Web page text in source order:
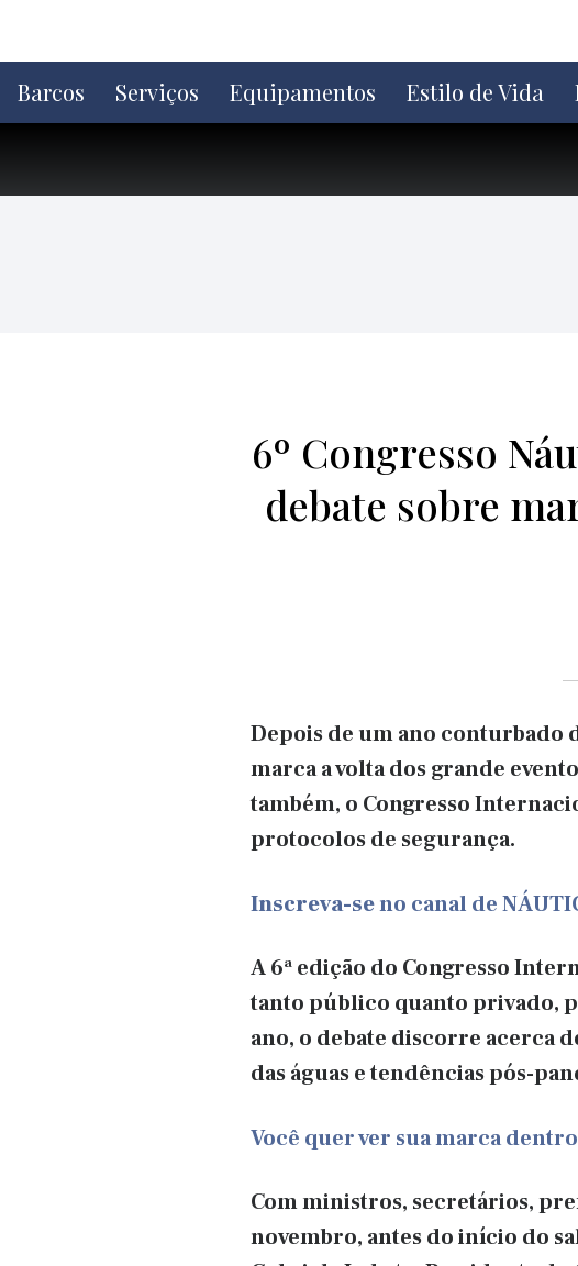
o
conteúdo
Barcos Serviços Equipamentos Estilo de Vida
6º Congresso
debate sobre
Depois de um ano conturbado
marca a volta dos grande
também, o Congresso
protocolos de segurança.
Inscreva-seno canal de
A 6ª edição do Congresso
tanto público quanto privado,
ano, o debate discorre acerca
das águas e tendências pós-
Você quer ver sua marca
Com ministros, secretários,
novembro, antes do início do